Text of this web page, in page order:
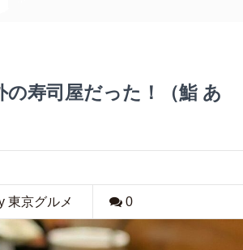
の寿司屋だった！（鮨 あ
東京グルメ 0